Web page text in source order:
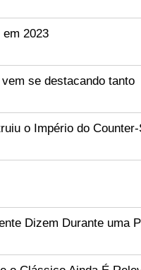
2023
se destacando tanto
o Império do
Dizem Durante uma